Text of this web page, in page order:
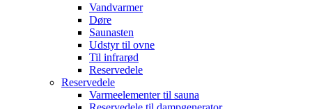
Vandvarmer
Døre
Saunasten
Udstyr til ovne
Til infrarød
Reservedele
Reservedele
Varmeelementer til sauna